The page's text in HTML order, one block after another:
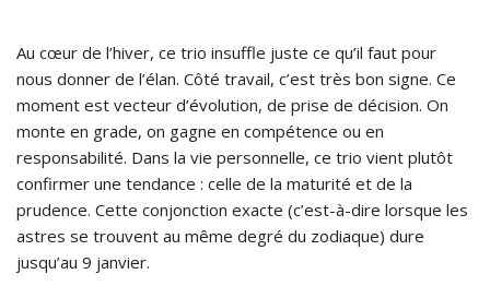
Au cœur de l’hiver, ce trio insuffle juste ce qu’il faut pour
nous donner de l’élan. Côté travail, c’est très bon signe. Ce
moment est vecteur d’évolution, de prise de décision. On
monte en grade, on gagne en compétence ou en
responsabilité. Dans la vie personnelle, ce trio vient plutôt
confirmer une tendance : celle de la maturité et de la
prudence. Cette conjonction exacte (c’est-à-dire lorsque les
astres se trouvent au même degré du zodiaque) dure
jusqu’au 9 janvier.